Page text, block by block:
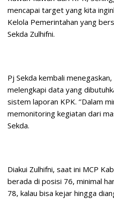
mencapai target yang kita
Kelola Pemerintahan yang
Sekda Zulhifni.
Pj Sekda kembali
melengkapi data yang
sistem laporan KPK. ‘’Dalam
memonitoring kegiatan dari
Sekda.
Diakui Zulhifni, saat ini MCP
berada di posisi 76, minimal
78, kalau bisa kejar hingga